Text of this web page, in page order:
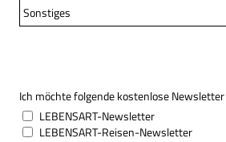
Sonstiges
Ich möchte folgende kostenlose
LEBENSART-Newsletter
LEBENSART-Reisen-Newsletter